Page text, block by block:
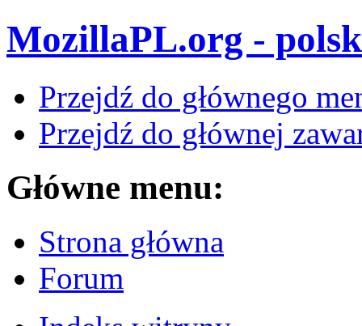
MozillaPL.org -
Przejdź do głównego
Przejdź do głównej
Główne menu:
Strona główna
Forum